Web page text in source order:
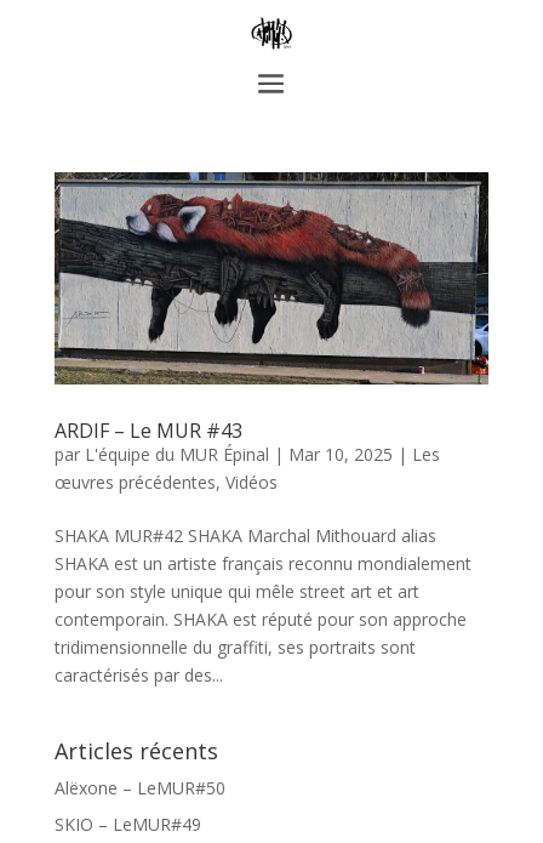
ARDIF – Le MUR #43
par L'équipe du MUR Épinal | Mar 10, 2025 | Les
œuvres précédentes, Vidéos
SHAKA MUR#42 SHAKA Marchal Mithouard alias
SHAKA est un artiste français reconnu mondialement
pour son style unique qui mêle street art et art
contemporain. SHAKA est réputé pour son approche
tridimensionnelle du graffiti, ses portraits sont
caractérisés par des...
Articles récents
Alëxone – LeMUR#50
SKIO – LeMUR#49